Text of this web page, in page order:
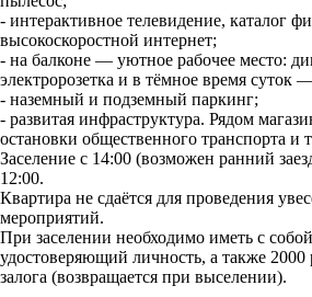
- интерактивное телевидение, каталог
высокоскоростной интернет;
- на балконе — уютное рабочее место:
электророзетка и в тёмное время суток
- наземный и подземный паркинг;
- развитая инфраструктура. Рядом
остановки общественного транспорта и
Заселение с 14:00 (возможен ранний
12:00.
Квартира не сдаётся для проведения
мероприятий.
При заселении необходимо иметь с
удостоверяющий личность, а также 2000
залога (возвращается при выселении).